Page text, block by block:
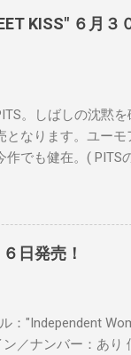
KISS" ６月３
。しばしの沈黙
なります。ユーモ
でも健在。( PITS
ン：各色５ サイズ
ら から
日発売！
："Independent
／ナンバー：あり